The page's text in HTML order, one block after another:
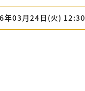
年03月24日(火) 12:30